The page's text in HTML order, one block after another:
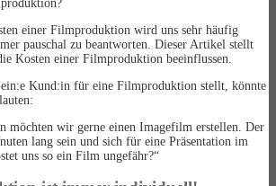
einer Filmproduktion wird uns sehr häufig
pauschal zu beantworten. Dieser Artikel stellt
Kosten einer Filmproduktion beeinflussen.
Kund:in für eine Filmproduktion stellt, könnte
möchten wir gerne einen Imagefilm erstellen. Der
lang sein und sich für eine Präsentation im
uns so ein Film ungefähr?“